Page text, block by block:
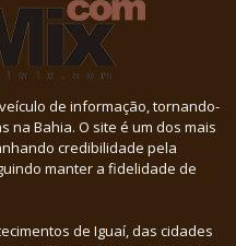
de informação, tornando-
na Bahia. O site é um dos mais
credibilidade pela
manter a fidelidade de
de Iguaí, das cidades